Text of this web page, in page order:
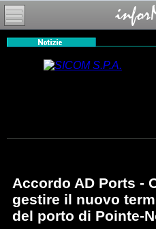
Accordo AD Ports -
gestire il nuovo
del porto di Pointe-